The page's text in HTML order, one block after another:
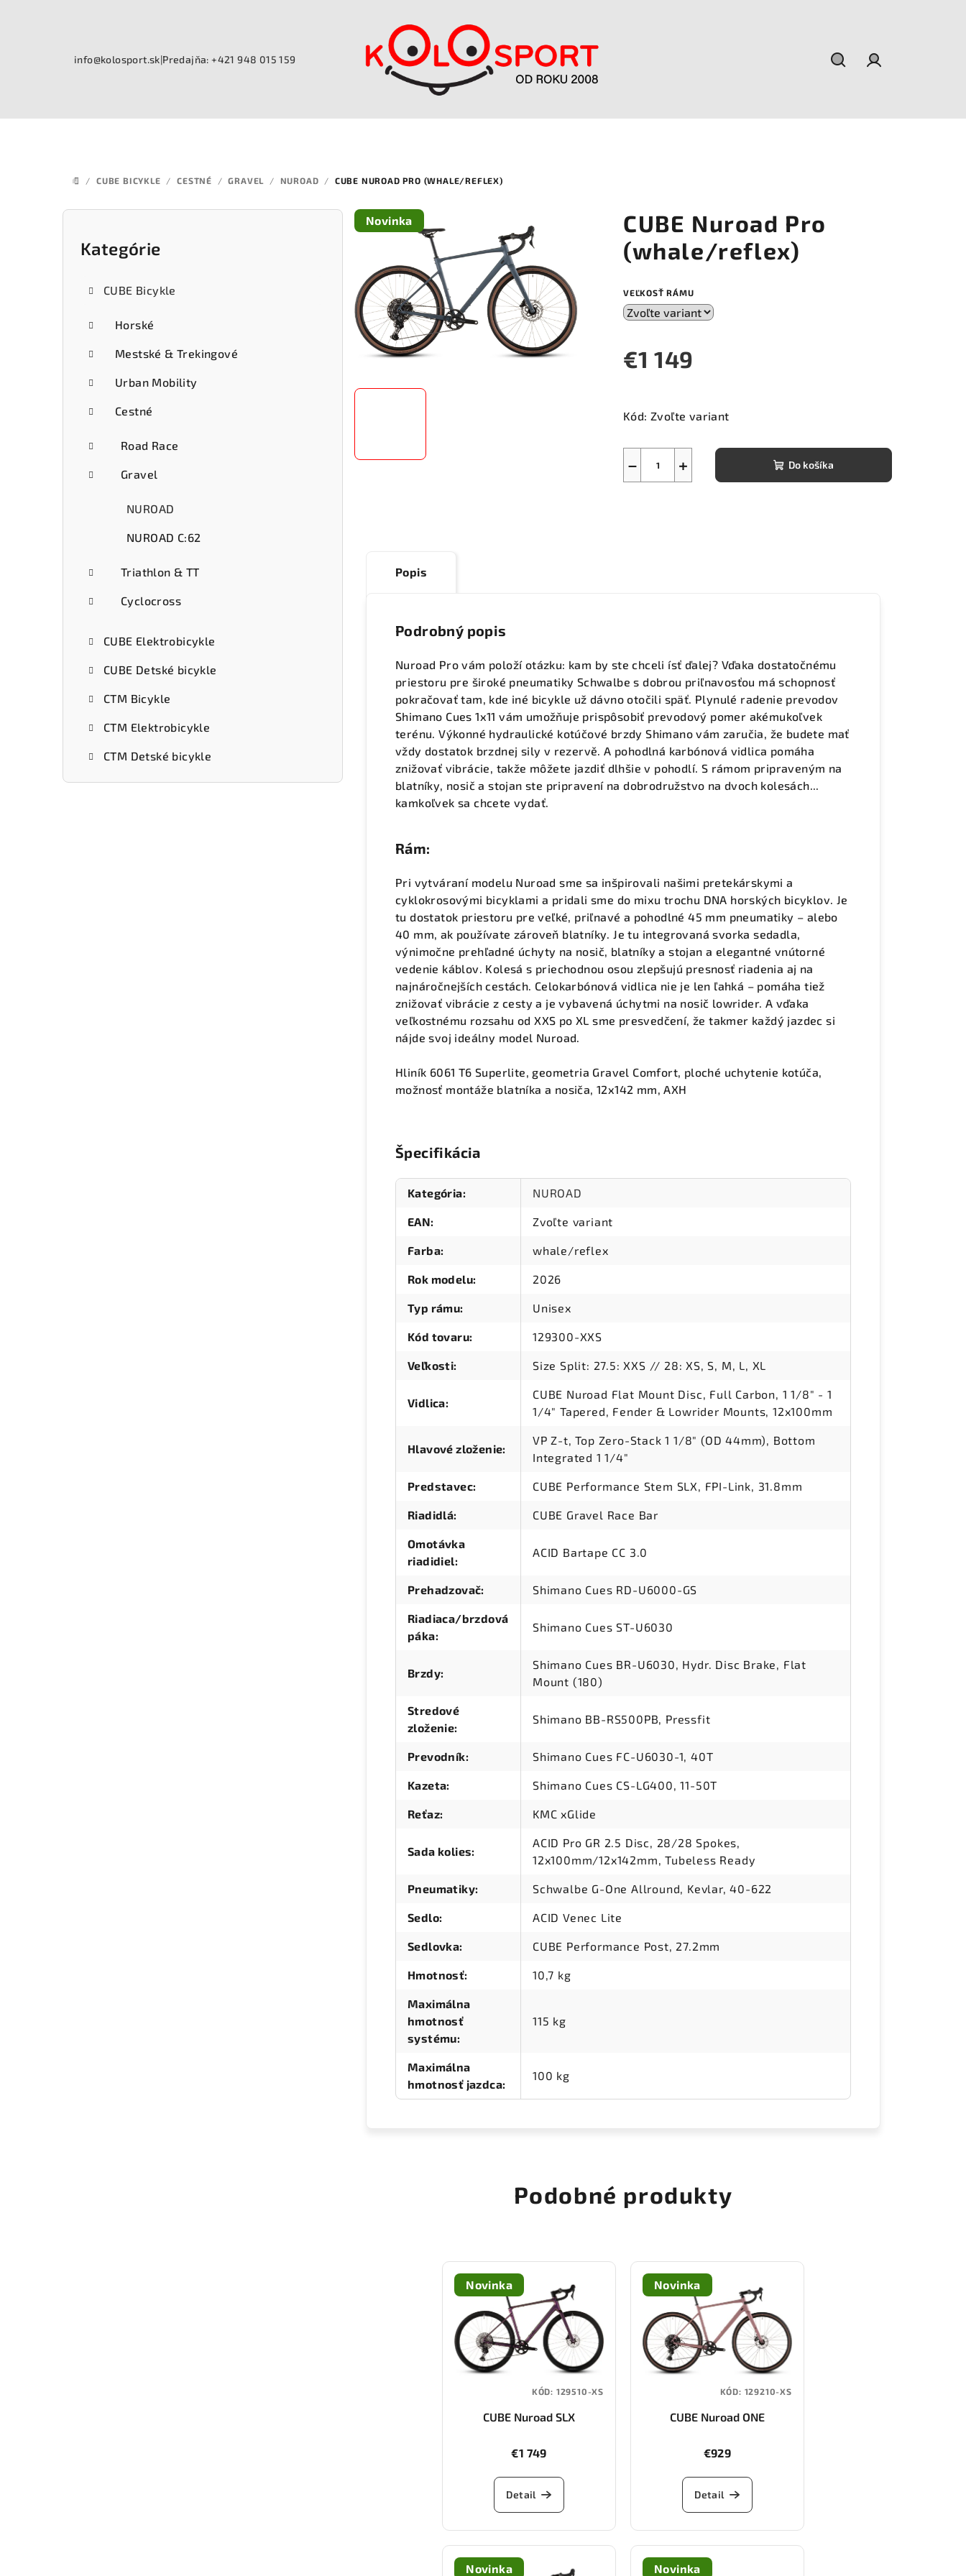
info@kolosport.sk|Predajňa: +421 948 015 159
DOMOV
/ CUBE BICYKLE / CESTNÉ / GRAVEL / NUROAD / CUBE NUROAD PRO (WHALE/REFLEX)
Preskočiť
Kategórie
CUBE Bicykle
Horské
Mestské & Trekingové
Urban Mobility
Cestné
Road Race
Gravel
NUROAD
NUROAD C:62
Triathlon & TT
Cyclocross
CUBE Elektrobicykle
CUBE Detské bicykle
CTM Bicykle
CTM Elektrobicykle
CTM Detské bicykle
CUBE Nuroad Pro
(whale/reflex)
VEĽKOSŤ RÁMU
€1 149
cena:
Kód: Zvoľte variant
+
− Do košíka
Novinka
Popis
Podrobný popis
Nuroad Pro vám položí otázku: kam by ste chceli ísť ďalej? Vďaka dostatočnému
priestoru pre široké pneumatiky Schwalbe s dobrou priľnavosťou má schopnosť
pokračovať tam, kde iné bicykle už dávno otočili späť. Plynulé radenie prevodov
Shimano Cues 1x11 vám umožňuje prispôsobiť prevodový pomer akémukoľvek
terénu. Výkonné hydraulické kotúčové brzdy Shimano vám zaručia, že budete mať
vždy dostatok brzdnej sily v rezervě. A pohodlná karbónová vidlica pomáha
znižovať vibrácie, takže môžete jazdiť dlhšie v pohodlí. S rámom pripraveným na
blatníky, nosič a stojan ste pripravení na dobrodružstvo na dvoch kolesách...
kamkoľvek sa chcete vydať.
Rám:
Pri vytváraní modelu Nuroad sme sa inšpirovali našimi pretekárskymi a
cyklokrosovými bicyklami a pridali sme do mixu trochu DNA horských bicyklov. Je
tu dostatok priestoru pre veľké, priľnavé a pohodlné 45 mm pneumatiky – alebo
40 mm, ak používate zároveň blatníky. Je tu integrovaná svorka sedadla,
výnimočne prehľadné úchyty na nosič, blatníky a stojan a elegantné vnútorné
vedenie káblov. Kolesá s priechodnou osou zlepšujú presnosť riadenia aj na
najnáročnejších cestách. Celokarbónová vidlica nie je len ľahká – pomáha tiež
znižovať vibrácie z cesty a je vybavená úchytmi na nosič lowrider. A vďaka
veľkostnému rozsahu od XXS po XL sme presvedčení, že takmer každý jazdec si
nájde svoj ideálny model Nuroad.
Hliník 6061 T6 Superlite, geometria Gravel Comfort, ploché uchytenie kotúča,
možnosť montáže blatníka a nosiča, 12x142 mm, AXH
Špecifikácia
Kategória: NUROAD
EAN: Zvoľte variant
Farba: whale/reflex
Rok modelu: 2026
Typ rámu: Unisex
Kód tovaru: 129300-XXS
Veľkosti: Size Split: 27.5: XXS // 28: XS, S, M, L, XL
Vidlica:
CUBE Nuroad Flat Mount Disc, Full Carbon, 1 1/8" - 1
1/4" Tapered, Fender & Lowrider Mounts, 12x100mm
Hlavové zloženie:
VP Z-t, Top Zero-Stack 1 1/8" (OD 44mm), Bottom
Integrated 1 1/4"
Predstavec: CUBE Performance Stem SLX, FPI-Link, 31.8mm
Riadidlá: CUBE Gravel Race Bar
Omotávka
riadidiel:
ACID Bartape CC 3.0
Prehadzovač: Shimano Cues RD-U6000-GS
Riadiaca/brzdová
páka:
Shimano Cues ST-U6030
Brzdy:
Shimano Cues BR-U6030, Hydr. Disc Brake, Flat
Mount (180)
Stredové
zloženie:
Shimano BB-RS500PB, Pressfit
Prevodník: Shimano Cues FC-U6030-1, 40T
Kazeta: Shimano Cues CS-LG400, 11-50T
Reťaz: KMC xGlide
Sada kolies:
ACID Pro GR 2.5 Disc, 28/28 Spokes,
12x100mm/12x142mm, Tubeless Ready
Pneumatiky: Schwalbe G-One Allround, Kevlar, 40-622
Sedlo: ACID Venec Lite
Sedlovka: CUBE Performance Post, 27.2mm
Hmotnosť: 10,7 kg
Maximálna
hmotnosť
systému:
115 kg
Maximálna
hmotnosť jazdca:
100 kg
Podobné produkty
Novinka
CUBE Nuroad SLX
€1 749
Detail
KÓD: 129510-XS
Novinka
CUBE Nuroad ONE
€929
Detail
KÓD: 129210-XS
Novinka Novinka